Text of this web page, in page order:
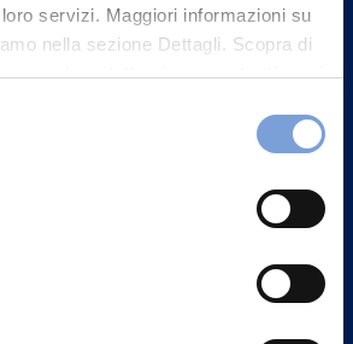
servizi. Maggiori informazioni su
nella sezione Dettagli. Scopra di
può contattarci e come trattiamo i
del sito nella sezione "Informativa